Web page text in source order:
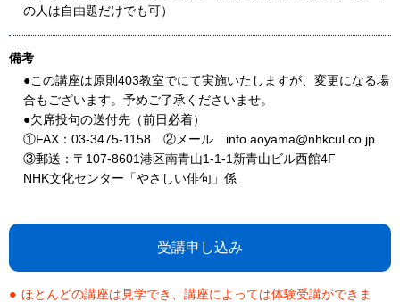
の人は自由題だけでも可）
備考
●この講座は原則403教室でにて実施いたしますが、変更になる場
合もございます。予めご了承くださいませ。
●欠席投句の送付先（前日必着）
①FAX：03-3475-1158 ②メール info.aoyama@nhkcul.co.jp
③郵送：〒107-8601港区南青山1-1-1新青山ビル西館4F
NHK文化センター「やさしい俳句」係
受講申し込み
ほとんどの講座は見学でき、講座によっては体験受講ができま